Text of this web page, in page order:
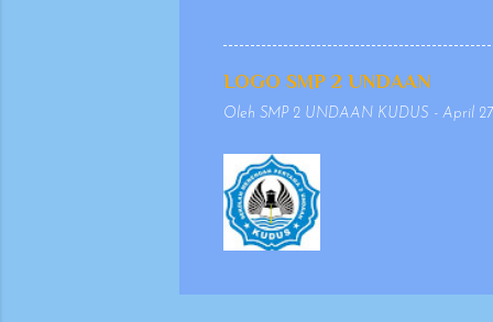
dikeluarkan pada
penulisan yang
agar
keselarasan
LOGO SMP 2 UNDAAN
Oleh SMP 2 UNDAAN KUDUS - April